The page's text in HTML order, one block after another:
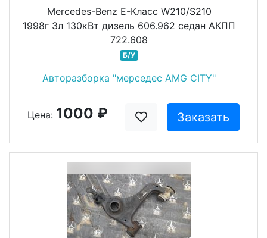
Mercedes-Benz E-Класс W210/S210
1998г 3л 130кВт дизель 606.962 седан АКПП
722.608
Б/У
Авторазборка "мерседес AMG CITY"
Цена: 1000 ₽ Заказать